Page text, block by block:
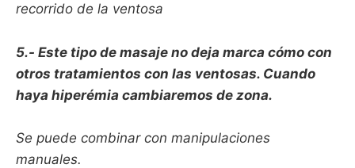
recorrido de la ventosa
5.- Este tipo de masaje no deja marca cómo con
otros tratamientos con las ventosas. Cuando
haya hiperémia cambiaremos de zona.
Se puede combinar con manipulaciones
manuales.